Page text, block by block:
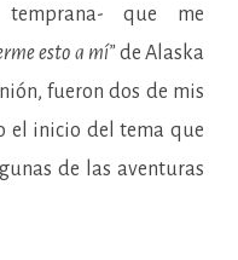
que me
esto a mí”de Alaska
fueron dos de mis
el inicio del tema que
de las aventuras